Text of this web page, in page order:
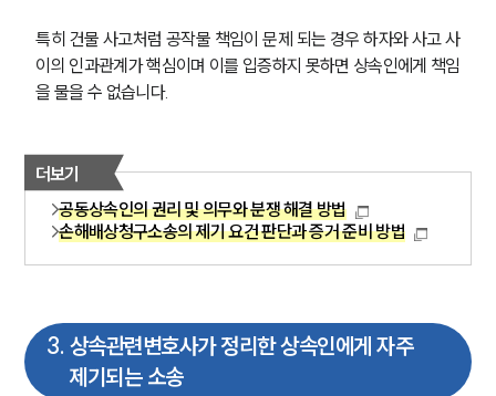
특히 건물 사고처럼 공작물 책임이 문제 되는 경우 하자와 사고 사
이의 인과관계가 핵심이며 이를 입증하지 못하면 상속인에게 책임
을 물을 수 없습니다.
더보기
공동상속인의 권리 및 의무와 분쟁 해결 방법
손해배상청구소송의 제기 요건 판단과 증거 준비 방법
3. 상속관련변호사가 정리한 상속인에게 자주
제기되는 소송